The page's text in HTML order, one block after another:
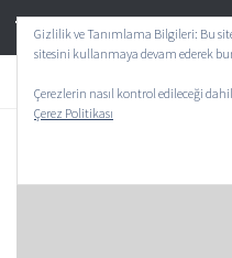
Skip to content
TeknoAktif
Gizlilik ve Tanımlama Bilgileri: Bu
sitesini kullanmaya devam ederek
Çerezlerin nasıl kontrol edileceği
Çerez Politikası